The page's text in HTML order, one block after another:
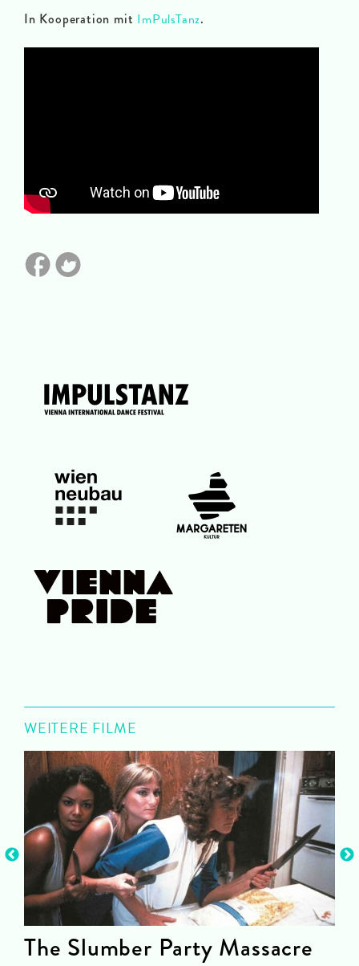
In Kooperation mit ImPulsTanz.
WEITERE FILME
The Slumber Party Massacre